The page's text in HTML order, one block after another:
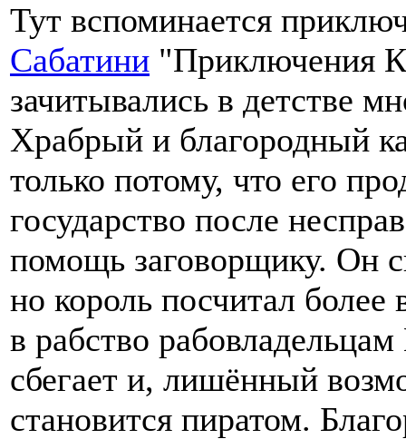
Тут вспоминается
Сабатини "Приключения
зачитывались в детстве
Храбрый и благородный
только потому, что его
государство после
помощь заговорщику. Он
но король посчитал
в рабство
сбегает и, лишённый
становится пиратом.